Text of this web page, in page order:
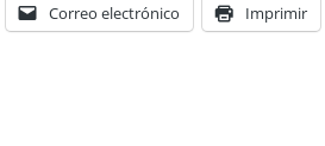
Correo electrónico Imprimir